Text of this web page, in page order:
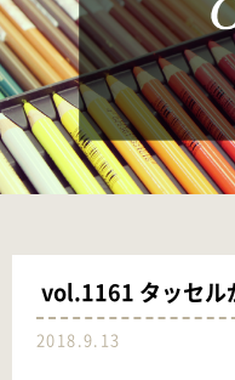
vol.1161 タッセル
2018.9.13